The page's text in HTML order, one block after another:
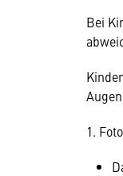
Bei
1.